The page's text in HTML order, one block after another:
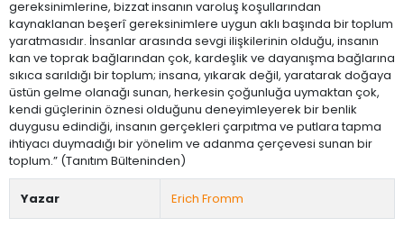
gereksinimlerine, bizzat insanın varoluş koşullarından
kaynaklanan beşerî gereksinimlere uygun aklı başında bir toplum
yaratmasıdır. İnsanlar arasında sevgi ilişkilerinin olduğu, insanın
kan ve toprak bağlarından çok, kardeşlik ve dayanışma bağlarına
sıkıca sarıldığı bir toplum; insana, yıkarak değil, yaratarak doğaya
üstün gelme olanağı sunan, herkesin çoğunluğa uymaktan çok,
kendi güçlerinin öznesi olduğunu deneyimleyerek bir benlik
duygusu edindiği, insanın gerçekleri çarpıtma ve putlara tapma
ihtiyacı duymadığı bir yönelim ve adanma çerçevesi sunan bir
toplum.” (Tanıtım Bülteninden)
Yazar Erich Fromm